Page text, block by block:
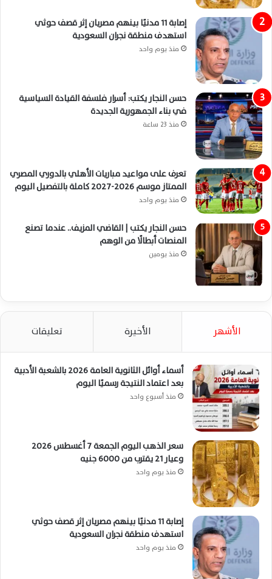
إصابة 11 مدنيًا بينهم مصريان إثر قصف حوثي
استهدف منطقة نجران السعودية
منذ يوم واحد
حسن النجار يكتب: أسرار فلسفة القيادة السياسية
في بناء الجمهورية الجديدة
منذ 23 ساعة
تعرف على مواعيد مباريات الأهلي بالدوري المصري
الممتاز موسم 2026-2027 كاملة بالتفصيل اليوم
منذ يوم واحد
حسن النجار يكتب | القاضي المزيف.. عندما تصنع
المنصات أبطالًا من الوهم
منذ يومين
الأشهر الأخيرة تعليقات
أسماء أوائل الثانوية العامة 2026 بالشعبة الأدبية
بعد اعتماد النتيجة رسميًا اليوم
منذ أسبوع واحد
سعر الذهب اليوم الجمعة 7 أغسطس 2026
وعيار 21 يقترب من 6000 جنيه
منذ يوم واحد
إصابة 11 مدنيًا بينهم مصريان إثر قصف حوثي
استهدف منطقة نجران السعودية
منذ يوم واحد